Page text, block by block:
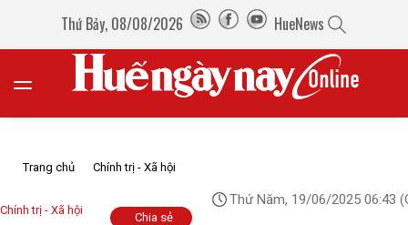
Thứ Bảy, 08/08/2026 HueNews
Trang chủ Chính trị - Xã hội
Chính trị - Xã hội
Thứ Năm, 19/06/2025 06:43
Chia sẻ